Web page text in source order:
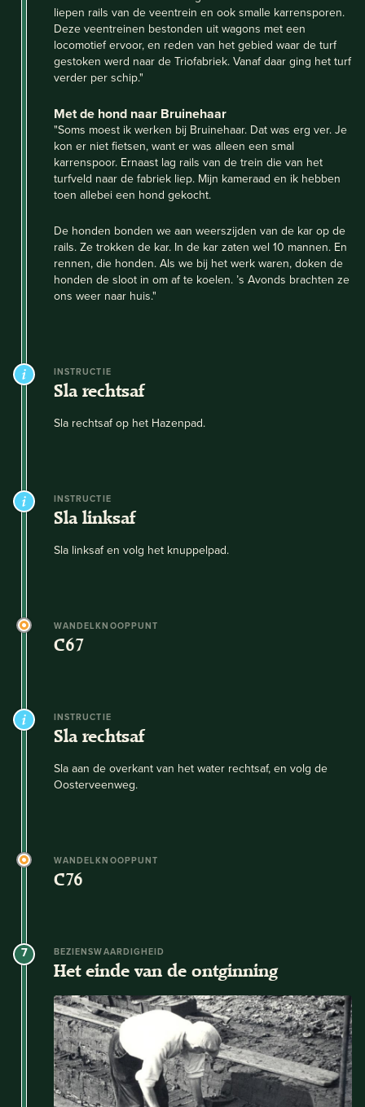
liepen rails van de veentrein en ook smalle karrensporen.
Deze veentreinen bestonden uit wagons met een
locomotief ervoor, en reden van het gebied waar de turf
gestoken werd naar de Triofabriek. Vanaf daar ging het turf
verder per schip."
Met de hond naar Bruinehaar
"Soms moest ik werken bij Bruinehaar. Dat was erg ver. Je
kon er niet fietsen, want er was alleen een smal
karrenspoor. Ernaast lag rails van de trein die van het
turfveld naar de fabriek liep. Mijn kameraad en ik hebben
toen allebei een hond gekocht.
De honden bonden we aan weerszijden van de kar op de
rails. Ze trokken de kar. In de kar zaten wel 10 mannen. En
rennen, die honden. Als we bij het werk waren, doken de
honden de sloot in om af te koelen. ’s Avonds brachten ze
ons weer naar huis."
INSTRUCTIE
Sla rechtsaf
Sla rechtsaf op het Hazenpad.
INSTRUCTIE
Sla linksaf
Sla linksaf en volg het knuppelpad.
WANDELKNOOPPUNT
C67
INSTRUCTIE
Sla rechtsaf
Sla aan de overkant van het water rechtsaf, en volg de
Oosterveenweg.
WANDELKNOOPPUNT
C76
7 BEZIENSWAARDIGHEID
Het einde van de ontginning